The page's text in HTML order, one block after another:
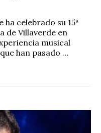
ha celebrado su 15ª
de Villaverde en
musical
han pasado …